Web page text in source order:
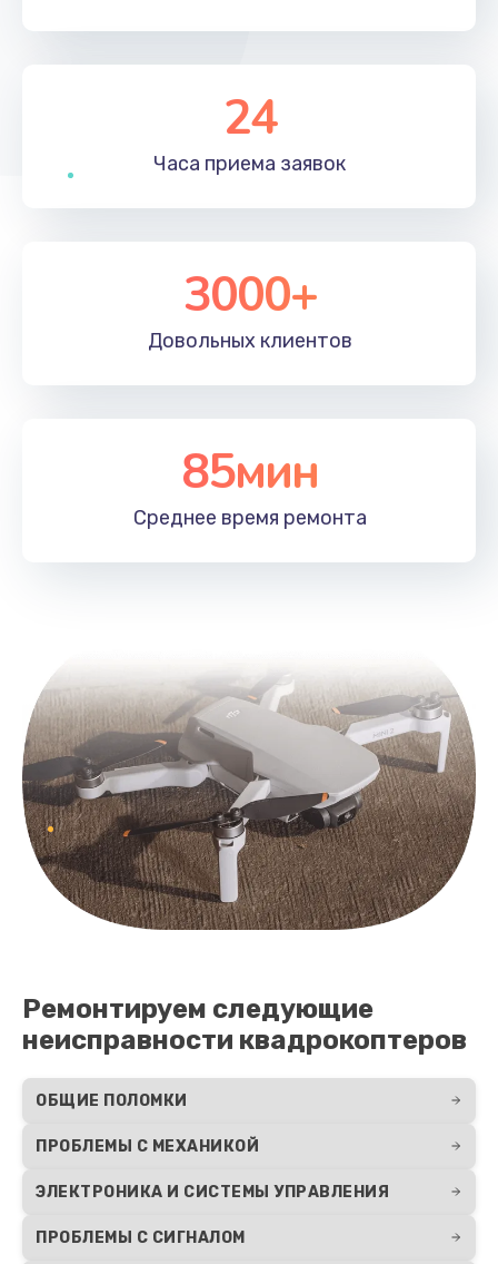
24
Часа приема заявок
3000+
Довольных клиентов
85мин
Среднее время ремонта
Ремонтируем следующие
неисправности квадрокоптеров
ОБЩИЕ ПОЛОМКИ
ПРОБЛЕМЫ С МЕХАНИКОЙ
ЭЛЕКТРОНИКА И СИСТЕМЫ УПРАВЛЕНИЯ
ПРОБЛЕМЫ С СИГНАЛОМ